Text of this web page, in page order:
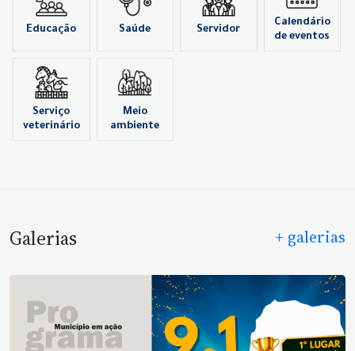
Educação Saúde Servidor
Calendário
de eventos
Serviço
veterinário
Meio
ambiente
Galerias + galerias